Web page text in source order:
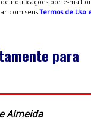
com seusTermos de Uso
para
Almeida